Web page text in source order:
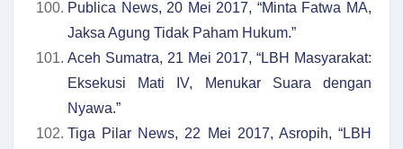
Publica News, 20 Mei 2017, “Minta Fatwa MA,
Jaksa Agung Tidak Paham Hukum.”
Aceh Sumatra, 21 Mei 2017, “LBH Masyarakat:
Eksekusi Mati IV, Menukar Suara dengan
Nyawa.”
Tiga Pilar News, 22 Mei 2017, Asropih, “LBH